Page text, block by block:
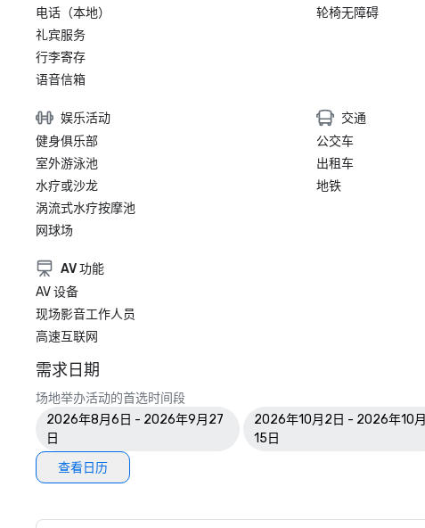
电话（本地）
礼宾服务
行李寄存
语音信箱
轮椅无障碍
娱乐活动
健身俱乐部
室外游泳池
水疗或沙龙
涡流式水疗按摩池
网球场
交通
公交车
出租车
地铁
AV 功能
AV 设备
现场影音工作人员
高速互联网
需求日期
场地举办活动的首选时间段
2026年8月6日 - 2026年9月27
日
2026年10月2日 - 2026年10月
15日
查看日历